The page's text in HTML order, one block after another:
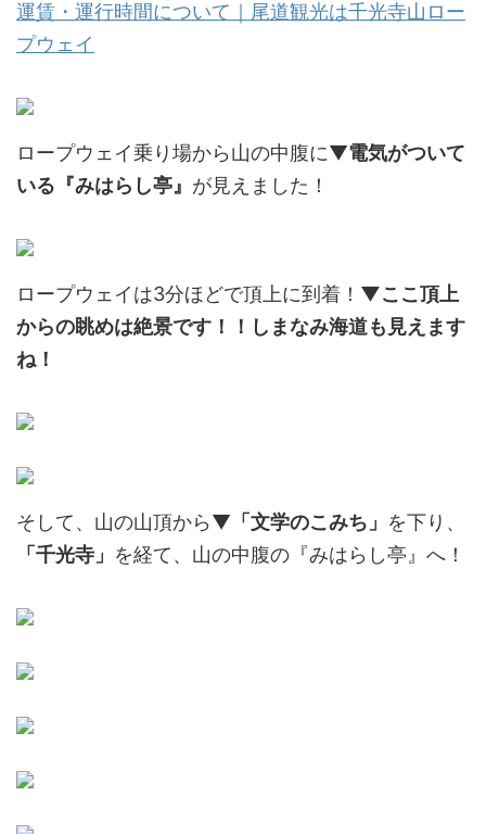
運賃・運行時間について｜尾道観光は千光寺山ロー
プウェイ
ロープウェイ乗り場から山の中腹に▼電気がついて
いる『みはらし亭』 が見えました！
ロープウェイは3分ほどで頂上に到着！ ▼ここ頂上
からの眺めは絶景です！！しまなみ海道も見えます
ね！
そして、山の山頂から▼ 「文学のこみち」 を下り、
「千光寺」 を経て、山の中腹の『みはらし亭』へ！